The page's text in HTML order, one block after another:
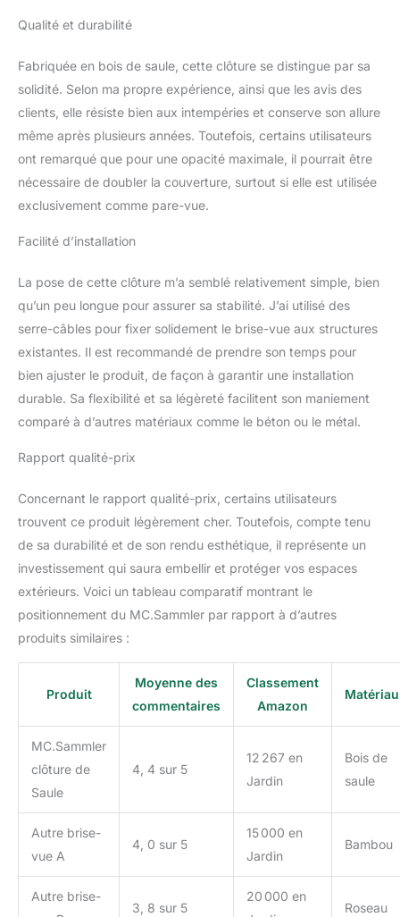
Longue durée de vie !
sont résistantes aux
intempéries, robustes,
indéformables et
durables, en été comme
agent d'imprégnation
naturel, sa durabilité est
extrêmement facile ! À
intervalles de 10 cm, les
tapis sont tissés avec du
garantit à la fois stabilité
et flexibilité. Elles
peuvent donc être
placées n'importe où. La
invisible de n'importe
quel nombre de tapis ou
si nécessaire de
raccourcir légèrement le
tapis. ✅ Disponible en
plusieurs tailles ! Petit ?
Une large sélection de
à votre disposition !
Hauteur : 80 cm - 200
cm, longueur : 300/500
Qualité et durabilité
Fabriquée en bois de saule, cette clôture se distingue par sa
solidité. Selon ma propre expérience, ainsi que les avis des
clients, elle résiste bien aux intempéries et conserve son allure
même après plusieurs années. Toutefois, certains utilisateurs
ont remarqué que pour une opacité maximale, il pourrait être
nécessaire de doubler la couverture, surtout si elle est utilisée
exclusivement comme pare-vue.
Facilité d’installation
La pose de cette clôture m’a semblé relativement simple, bien
qu’un peu longue pour assurer sa stabilité. J’ai utilisé des
serre-câbles pour fixer solidement le brise-vue aux structures
existantes. Il est recommandé de prendre son temps pour
bien ajuster le produit, de façon à garantir une installation
durable. Sa flexibilité et sa légèreté facilitent son maniement
comparé à d’autres matériaux comme le béton ou le métal.
Rapport qualité-prix
Concernant le rapport qualité-prix, certains utilisateurs
trouvent ce produit légèrement cher. Toutefois, compte tenu
de sa durabilité et de son rendu esthétique, il représente un
investissement qui saura embellir et protéger vos espaces
extérieurs. Voici un tableau comparatif montrant le
positionnement du MC.Sammler par rapport à d’autres
produits similaires :
Produit
Moyenne des
commentaires
Classement
Amazon
Matériau
MC.Sammler
clôture de
Saule
4, 4 sur 5
12 267 en
Jardin
Bois de
saule
Autre brise-
vue A
4, 0 sur 5
15 000 en
Jardin
Bambou
Autre brise-
3, 8 sur 5
20 000 en
Roseau